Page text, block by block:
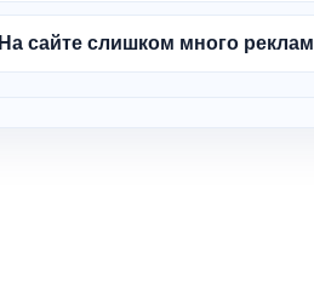
На сайте слишком много